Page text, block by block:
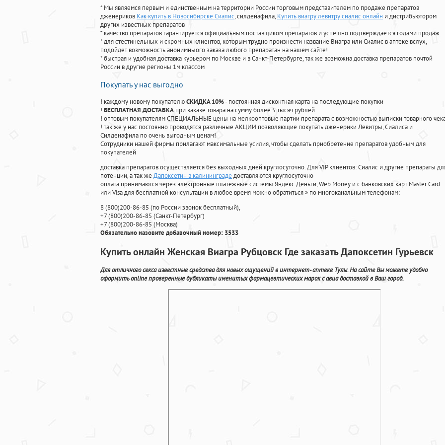
* Мы являемся первым и единственным на территории России торговым представителем по продаже препаратов
дженериков Как купить в Новосибирске Сиалис, силденафила, Купить виагру левитру сиалис онлайн и дистрибьютором
других известных препаратов
* качество препаратов гарантируется официальным поставщиком препаратов и успешно подтверждается годами продаж
* для стестинельных и скромных клиентов, которым трудно произнести название Виагра или Сиалис в аптеке вслух,
подойдет возможность анонимныого заказа любого препаратан на нашем сайте!
* быстрая и удобная доставка курьером по Москве и в Санкт-Петербурге, так же возможна доставка препаратов почтой
России в другие регионы 1м классом
Покупать у нас выгодно
! каждому новому покупателюСКИДКА 10%- постоянная дисконтная карта на последующие покупки
! БЕСПЛАТНАЯ ДОСТАВКА при заказе товара на сумму более 5 тысяч рублей
! оптовым покупателям СПЕЦИАЛЬНЫЕ цены на мелкооптовые партии препарата с возможностью выписки товарного
! так же у нас постоянно проводятся различные АКЦИИ позволяющие покупать дженерики Левитры, Сиалиса и
Силденафила по очень выгодным ценам!
Cотрудники нашей фирмы прилагают максимальные усилия, чтобы сделать приобретение препаратов удобным для
покупателей
доставка препаратов осуществляется без выходных дней круглосуточно. Для VIP клиентов: Сиалис и другие препараты
потенции, а так же Дапоксетин в калининграде доставляются круглосуточно
оплата принимаются через электронные платежные системы Яндекс Деньги, Web Money и с банковских карт Master Card
или Visa для бесплатной консультации в любое время можно обратиться» по многоканальным телефонам:
8(800)200-86-85 (по России звонок бесплатный),
+7(800)200-86-85 (Санкт-Петербург)
+7(800)200-86-85 (Москва)
Обязательно назовите добавочный номер: 3533
Купить онлайн Женская Виагра Рубцовск Где заказать Дапоксетин Гурьевск
Для отличного секса известные средства для новых ощущений в интернет- аптеке Тулы. На сайте Вы можете удобно
оформить online проверенные дубликаты именитых фармацевтических марок с авиа доставкой в Ваш город.